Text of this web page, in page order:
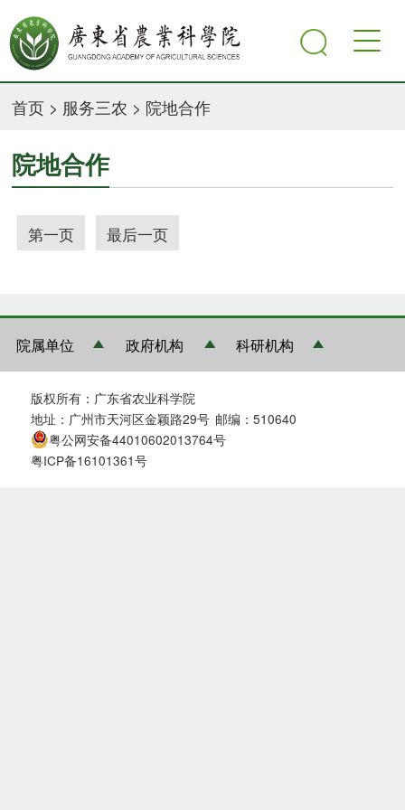
首页 > 服务三农 > 院地合作
院地合作
第一页 最后一页
院属单位 政府机构 科研机构
版权所有：广东省农业科学院
地址：广州市天河区金颖路29号 邮编：510640
粤公网安备44010602013764号
粤ICP备16101361号